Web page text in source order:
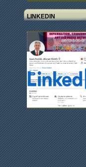
LINKEDIN